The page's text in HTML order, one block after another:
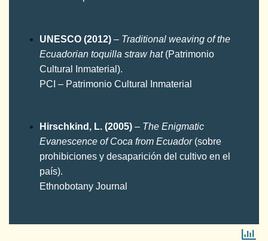
UNESCO (2012)– Traditional weaving of the
Ecuadorian toquilla straw hat(Patrimonio
Cultural Inmaterial).
PCI – Patrimonio Cultural Inmaterial
Hirschkind, L. (2005)– The Enigmatic
Evanescence of Coca from Ecuador(sobre
prohibiciones y desaparición del cultivo en el
país).
Ethnobotany Journal